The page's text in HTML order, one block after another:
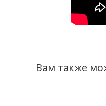
Вам также